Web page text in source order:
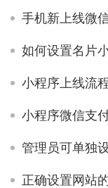
手机新上线微
如何设置名片
小程序上线流
小程序微信支
管理员可单独
正确设置网站